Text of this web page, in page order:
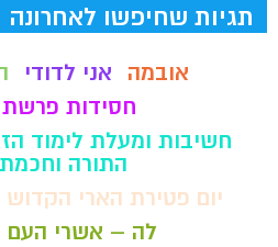
תגיות שחיפשו לאחרונה
אובמה אני לדודי
חסידות
חשיבות ומעלת לימוד
התורה
יום פטירת הארי הקדוש
לה – אשרי העם